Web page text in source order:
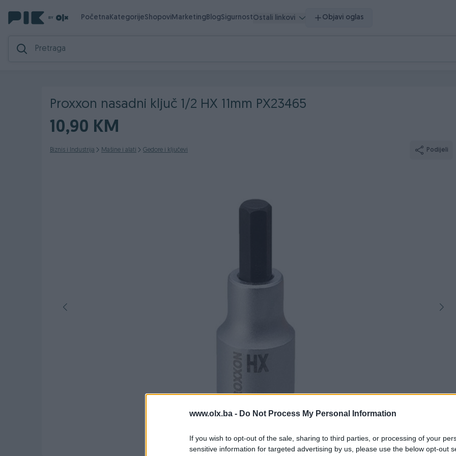
www.olx.ba - Do Not Process My Personal Information
If you wish to opt-out of the sale, sharing to third parties, or processing of your
sensitive information for targeted advertising by us, please use the below opt-out
PočetnaKategorijeShopoviMarketingBlogSigurnostOstali linkovi Objavi oglas
Proxxon nasadni ključ 1/2 HX 11mm PX23465
10,90 KM
Biznis i Industrija Mašine i alati Gedore i ključevi Podijeli